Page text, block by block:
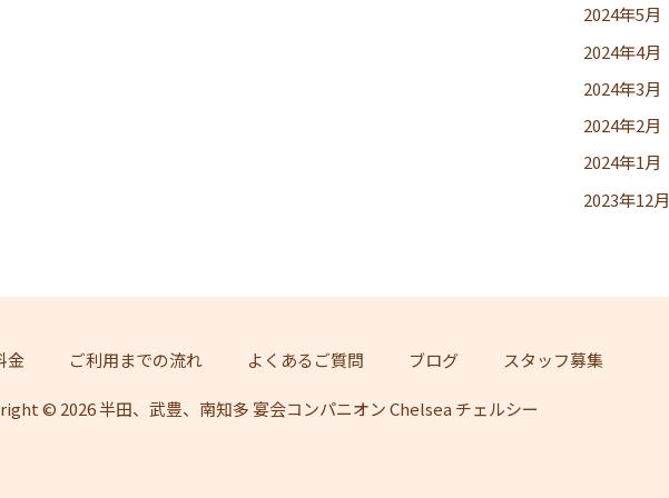
2024年5月
2024年4月
2024年3月
2024年2月
2024年1月
2023年12月
金 ご利用までの流れ よくあるご質問 ブログ スタッフ募集
© 2026 半田、武豊、南知多 宴会コンパニオン Chelsea チェルシー